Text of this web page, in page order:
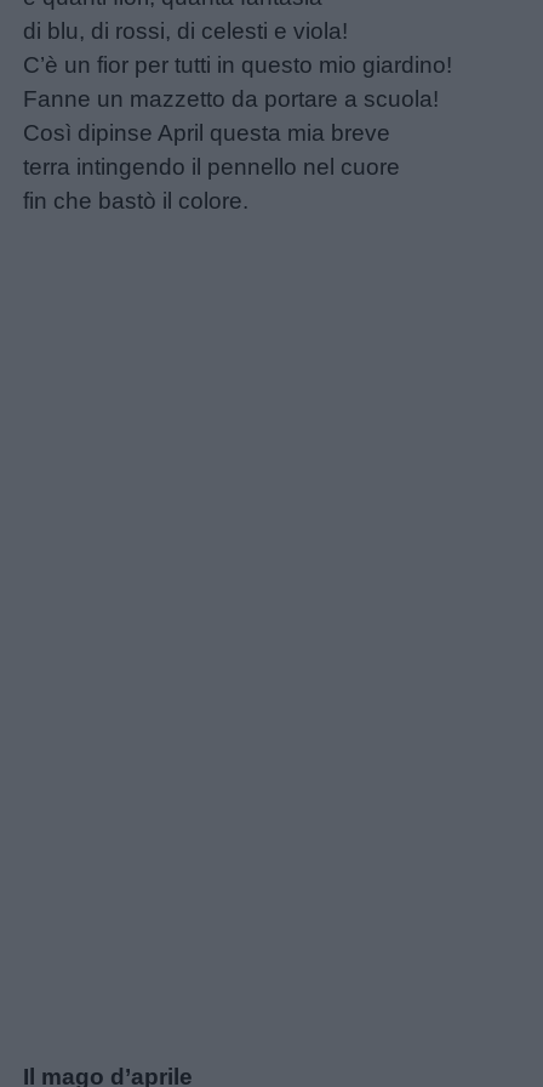
Frasi
e
aforismi
Buongiorno
di blu, di rossi, di celesti e viola!
C’è un fior per tutti in questo mio giardino!
Fanne un mazzetto da portare a scuola!
Così dipinse April questa mia breve
terra intingendo il pennello nel cuore
fin che bastò il colore.
Il mago d’aprile